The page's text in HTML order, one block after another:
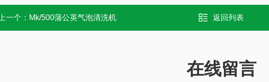
一个： Mk/500蒲公英气泡清洗机 返回列表
在线留言